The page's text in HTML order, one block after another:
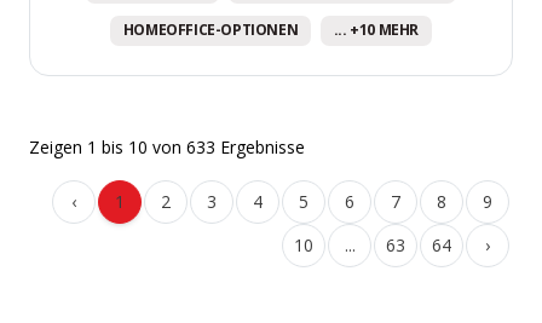
HOMEOFFICE-OPTIONEN ... +10 MEHR
Zeigen 1 bis 10 von 633 Ergebnisse
‹ 1 2 3 4 5 6 7 8
9
10
... 63 64 ›